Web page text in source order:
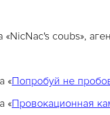
«NicNac's coubs»,
«Попробуй не
«Провокационная